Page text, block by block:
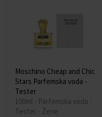
Moschino Cheap and Chic
Stars Parfemska voda -
Tester
100ml - Parfemska voda -
Tester - Žene